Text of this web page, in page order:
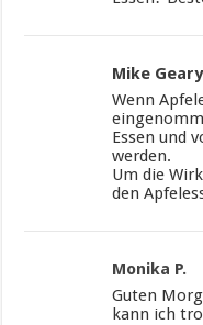
Mike Geary
Wenn
Essen und
werden.
Um die
den
Monika P.
Guten
kann ich